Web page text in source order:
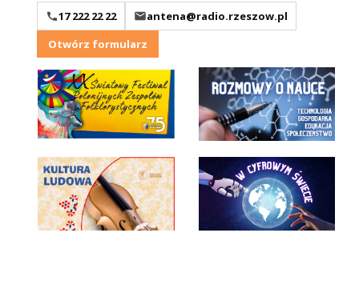
17 222 22 22
antena@radio.rzeszow.pl
Otwórz formularz